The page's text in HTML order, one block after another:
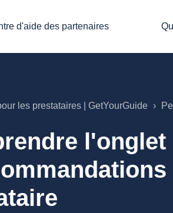
d'aide des partenaires
les prestataires | GetYourGuide
l'onglet